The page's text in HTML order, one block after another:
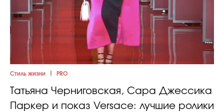
Стиль жизни PRO
Татьяна Черниговская, Сара Джессика
Паркер и показ Versace: лучшие ролики